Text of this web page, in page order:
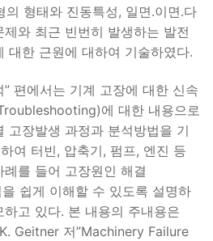
형태와 진동특성, 일면․이면․다
와 최근 빈번히 발생하는 발전
대한 근원에 대하여 기술하였다.
편에서는 기계 고장에 대한 신속
에 대한 내용으로
고장발생 과정과 분석방법을 기
여 터빈, 압축기, 펌프, 엔진 등
를 들어 고장원인 해결
쉽게 이해할 수 있도록 설명하
고 있다. 본 내용의 주내용은
Geitner 저”Machinery Failure